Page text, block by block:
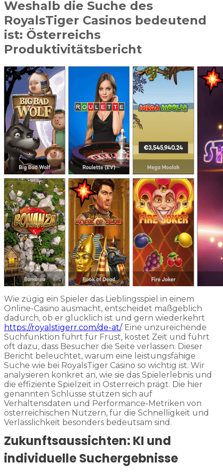
Weshalb die Suche des
RoyalsTiger Casinos bedeutend
ist: Österreichs
Produktivitätsbericht
Wie zügig ein Spieler das Lieblingsspiel in einem
Online-Casino ausmacht, entscheidet maßgeblich
dadurch, ob er glücklich ist und gern wiederkehrt
https://royalstigerr.com/de-at/. Eine unzureichende
Suchfunktion führt für Frust, kostet Zeit und führt
oft dazu, dass Besucher die Seite verlassen. Dieser
Bericht beleuchtet, warum eine leistungsfähige
Suche wie bei RoyalsTiger Casino so wichtig ist. Wir
analysieren konkret an, wie sie das Spielerlebnis und
die effiziente Spielzeit in Österreich prägt. Die hier
genannten Schlüsse stützen sich auf
Verhaltensdaten und Performance-Metriken von
österreichischen Nutzern, für die Schnelligkeit und
Verlässlichkeit besonders bedeutsam sind.
Zukunftsaussichten: KI und
individuelle Suchergebnisse